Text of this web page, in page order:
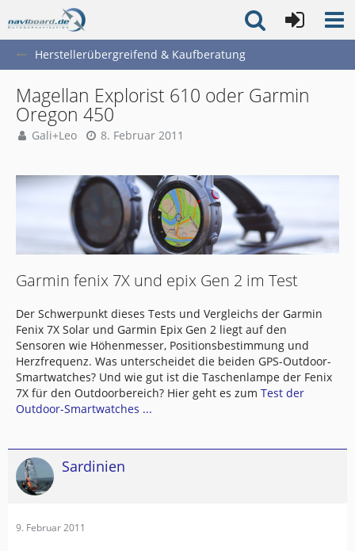
Herstellerübergreifend & Kaufberatung
Magellan Explorist 610 oder Garmin
Oregon 450
Gali+Leo 8. Februar 2011
Garmin fenix 7X und epix Gen 2 im Test
Der Schwerpunkt dieses Tests und Vergleichs der Garmin
Fenix 7X Solar und Garmin Epix Gen 2 liegt auf den
Sensoren wie Höhenmesser, Positionsbestimmung und
Herzfrequenz. Was unterscheidet die beiden GPS-Outdoor-
Smartwatches? Und wie gut ist die Taschenlampe der Fenix
7X für den Outdoorbereich? Hier geht es zum Test der
Outdoor-Smartwatches ...
Sardinien
9. Februar 2011